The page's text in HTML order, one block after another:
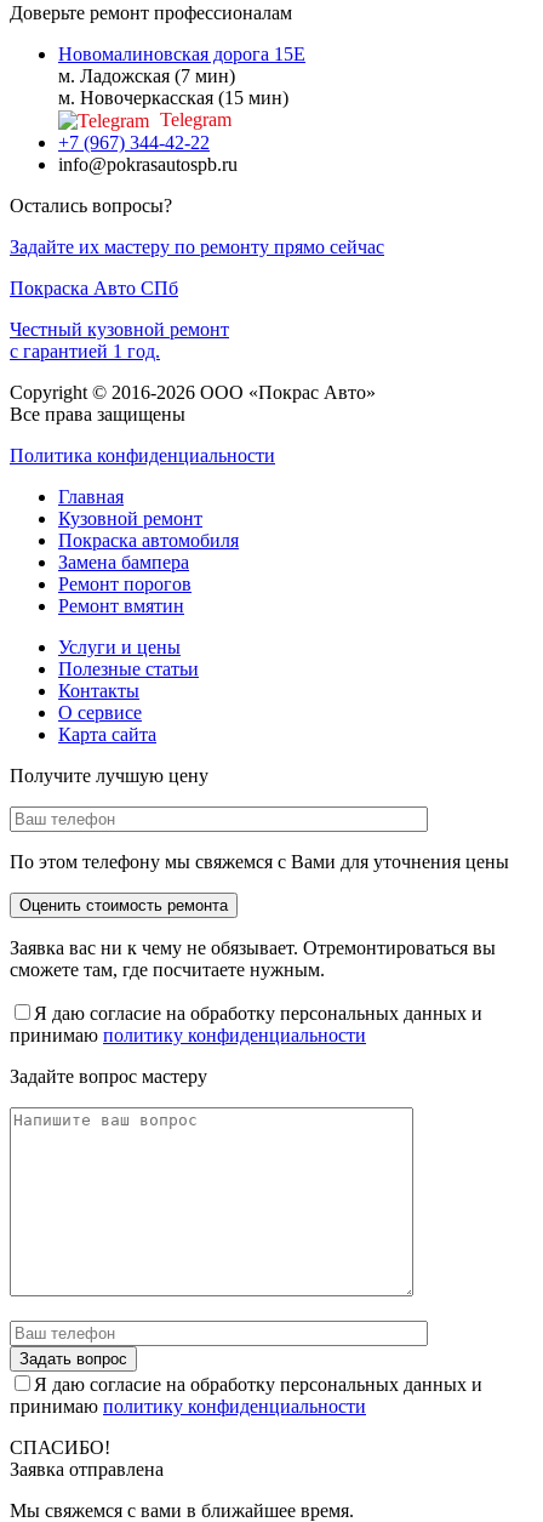
Доверьте ремонт профессионалам
Новомалиновская дорога 15Е
м. Ладожская (7 мин)
м. Новочеркасская (15 мин)
Telegram
+7 (967) 344-42-22
info@pokrasautospb.ru
Остались вопросы?
Задайте их мастеру по ремонту прямо сейчас
Покраска Авто СПб
Честный кузовной ремонт
с гарантией 1 год.
Copyright © 2016-2026 ООО «Покрас Авто»
Все права защищены
Политика конфиденциальности
Главная
Кузовной ремонт
Покраска автомобиля
Замена бампера
Ремонт порогов
Ремонт вмятин
Услуги и цены
Полезные статьи
Контакты
О сервисе
Карта сайта
Получите лучшую цену
По этом телефону мы свяжемся с Вами для уточнения цены
Заявка вас ни к чему не обязывает. Отремонтироваться вы
сможете там, где посчитаете нужным.
Я даю согласие на обработку персональных данных и
принимаю политику конфиденциальности
Задайте вопрос мастеру
Я даю согласие на обработку персональных данных и
принимаю политику конфиденциальности
СПАСИБО!
Заявка отправлена
Мы свяжемся с вами в ближайшее время.